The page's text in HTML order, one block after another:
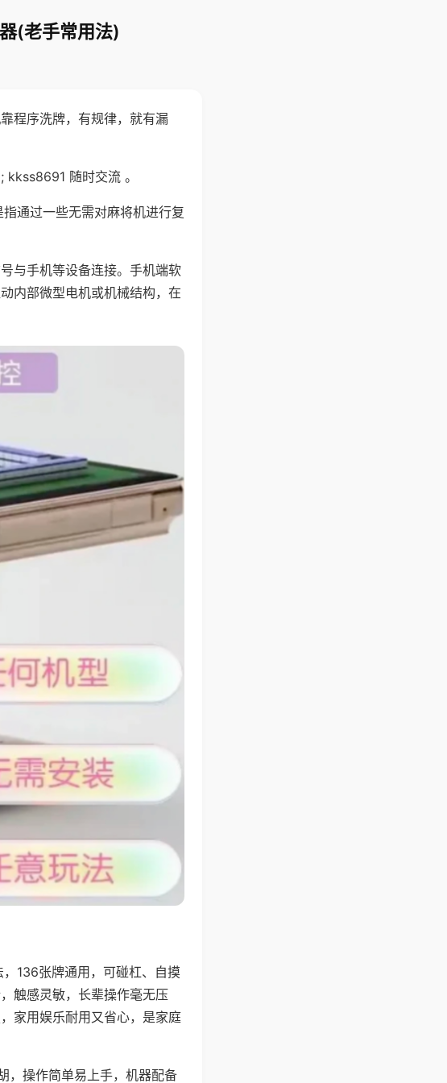
(老手常用法)
程序洗牌，有规律，就有漏
随时交流 。
通过一些无需对麻将机进行复
与手机等设备连接。手机端软
内部微型电机或机械结构，在
，136张牌通用，可碰杠、自摸
触感灵敏，长辈操作毫无压
家用娱乐耐用又省心，是家庭
，操作简单易上手，机器配备